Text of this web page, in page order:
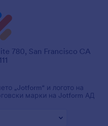
780, San Francisco CA
„Jotform“ и логото на
марки на Jotform АД